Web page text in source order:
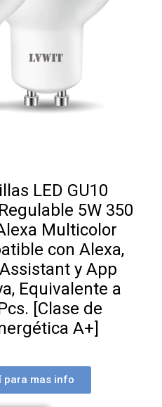
LED GU10
5W 350
Multicolor
con Alexa,
y App
Equivalente a
[Clase de
A+]
para mas info